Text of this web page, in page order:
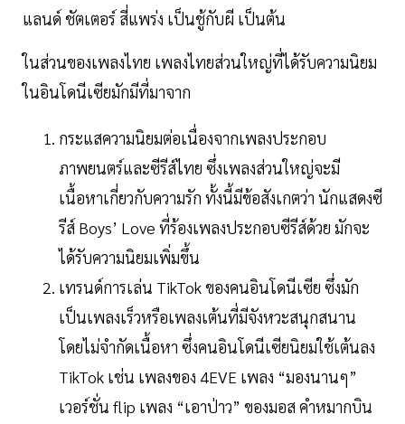
แลนด์ ชัตเตอร์ สี่แพร่ง เป็นชู้กับผี เป็นต้น
ในส่วนของเพลงไทย เพลงไทยส่วนใหญ่ที่ได้รับความนิยม
ในอินโดนีเซียมักมีที่มาจาก
กระแสความนิยมต่อเนื่องจากเพลงประกอบ
ภาพยนตร์และซีรีส์ไทย ซึ่งเพลงส่วนใหญ่จะมี
เนื้อหาเกี่ยวกับความรัก ทั้งนี้มีข้อสังเกตว่า นักแสดงซี
รีส์ Boys’ Love ที่ร้องเพลงประกอบซีรีส์ด้วย มักจะ
ได้รับความนิยมเพิ่มขึ้น
เทรนด์การเล่น TikTok ของคนอินโดนีเซีย ซึ่งมัก
เป็นเพลงเร็วหรือเพลงเต้นที่มีจังหวะสนุกสนาน
โดยไม่จำกัดเนื้อหา ซึ่งคนอินโดนีเซียนิยมใช้เต้นลง
TikTok เช่น เพลงของ 4EVE เพลง “มองนานๆ”
เวอร์ชั่น flip เพลง “เอาป่าว” ของมอส คำหมากบิน